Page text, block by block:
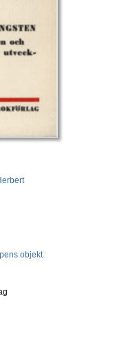
objekt